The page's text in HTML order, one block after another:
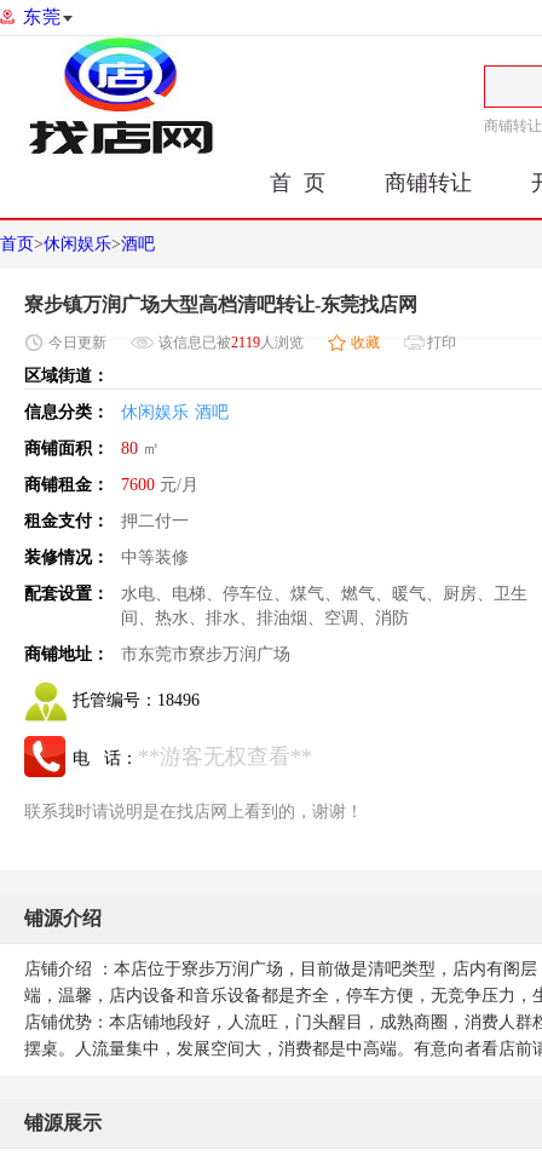
东莞
商铺转让
首 页 商铺转让
首页>休闲娱乐>酒吧
寮步镇万润广场大型高档清吧转让-东莞找店网
今日 更新 该信息已被2119人浏览 收藏 打印
区域街道：
信息分类：
休闲娱乐 酒吧
商铺面积：
80 ㎡
商铺租金：
7600 元/月
租金支付：
押二付一
装修情况：
中等装修
配套设置：
水电、电梯、停车位、煤气、燃气、暖气、厨房、卫生
间、热水、排水、排油烟、空调、消防
商铺地址：
市东莞市寮步万润广场
托管编号： 18496
电 话： **游客无权查看**
联系我时请说明是在找店网上看到的，谢谢！
铺源介绍
店铺介绍 ：本店位于寮步万润广场，目前做是清吧类型，店内有阁
端，温馨，店内设备和音乐设备都是齐全，停车方便，无竞争压力
店铺优势：本店铺地段好，人流旺，门头醒目，成熟商圈，消费人
摆桌。人流量集中，发展空间大，消费都是中高端。有意向者看店
铺源展示